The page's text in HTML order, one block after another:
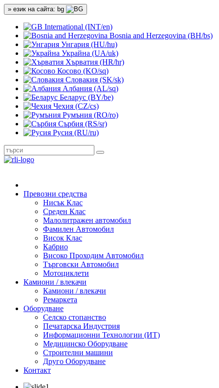
» език на сайта: bg
International (INT/en)
Bosnia and Herzegovina (BH/bs)
Унгария (HU/hu)
Украйна (UA/uk)
Хърватия (HR/hr)
Косово (KO/sq)
Словакия (SK/sk)
Албания (AL/sq)
Беларус (BY/be)
Чехия (CZ/cs)
Румъния (RO/ro)
Сърбия (RS/sr)
Русия (RU/ru)
Превозни средства
Нисък Клас
Среден Клас
Малолитражен автомобил
Фамилен Автомобил
Висок Клас
Кабрио
Високо Проходим Автомобил
Търговски Автомобил
Мотоциклети
Камиони / влекачи
Камиони / влекачи
Ремаркета
Оборудване
Селско стопанство
Печатарска Индустрия
Информационни Технологии (ИТ)
Медицинско Оборудване
Строителни машини
Друго Оборудване
Контакт